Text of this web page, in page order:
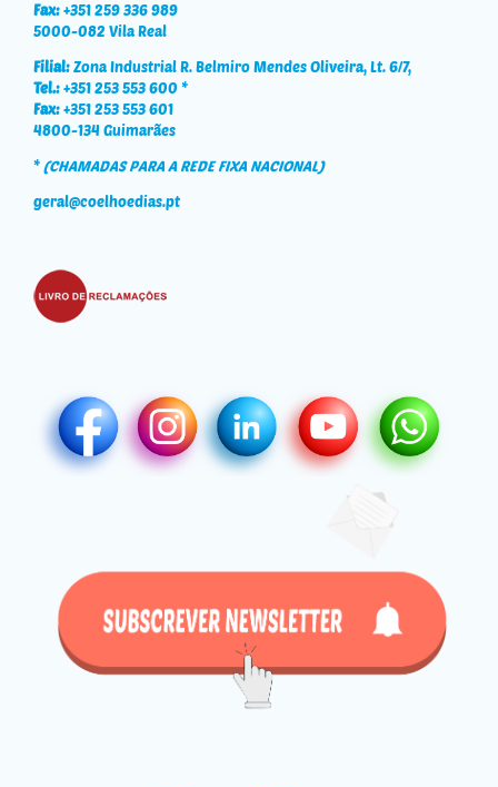
Fax:+351 259 336 989
5000-082 Vila Real
Filial:Zona Industrial R. Belmiro Mendes Oliveira, Lt. 6/7,
Tel.:+351 253 553 600 *
Fax:+351 253 553 601
4800-134 Guimarães
*(CHAMADAS PARA A REDE FIXA NACIONAL)
geral@coelhoedias.pt